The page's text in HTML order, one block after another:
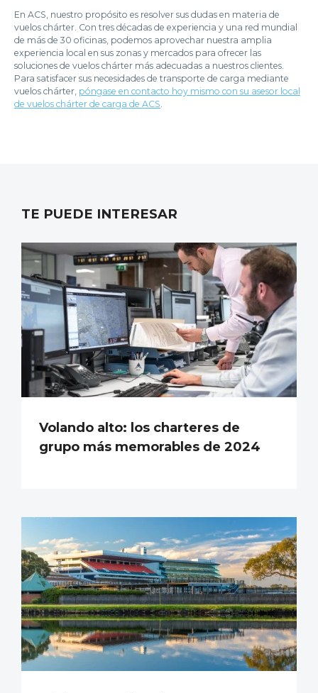
En ACS, nuestro propósito es resolver sus dudas en materia de
vuelos chárter. Con tres décadas de experiencia y una red mundial
de más de 30 oficinas, podemos aprovechar nuestra amplia
experiencia local en sus zonas y mercados para ofrecer las
soluciones de vuelos chárter más adecuadas a nuestros clientes.
Para satisfacer sus necesidades de transporte de carga mediante
vuelos chárter, póngase en contacto hoy mismo con su asesor local
de vuelos chárter de carga de ACS.
TE PUEDE INTERESAR
Volando alto: los charteres de
grupo más memorables de 2024